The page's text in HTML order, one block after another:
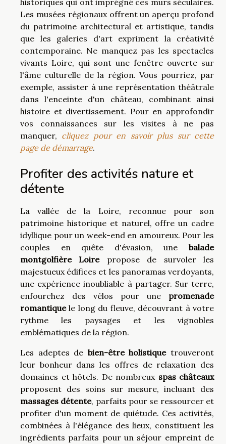
historiques qui ont imprégné ces murs séculaires.
Les musées régionaux offrent un aperçu profond
du patrimoine architectural et artistique, tandis
que les galeries d'art expriment la créativité
contemporaine. Ne manquez pas les spectacles
vivants Loire, qui sont une fenêtre ouverte sur
l'âme culturelle de la région. Vous pourriez, par
exemple, assister à une représentation théâtrale
dans l'enceinte d'un château, combinant ainsi
histoire et divertissement. Pour en approfondir
vos connaissances sur les visites à ne pas
manquer, cliquez pour en savoir plus sur cette
page de démarrage.
Profiter des activités nature et
détente
La vallée de la Loire, reconnue pour son
patrimoine historique et naturel, offre un cadre
idyllique pour un week-end en amoureux. Pour les
couples en quête d'évasion, une balade
montgolfière Loirepropose de survoler les
majestueux édifices et les panoramas verdoyants,
une expérience inoubliable à partager. Sur terre,
enfourchez des vélos pour une promenade
romantiquele long du fleuve, découvrant à votre
rythme les paysages et les vignobles
emblématiques de la région.
Les adeptes de bien-être holistiquetrouveront
leur bonheur dans les offres de relaxation des
domaines et hôtels. De nombreux spas châteaux
proposent des soins sur mesure, incluant des
massages détente, parfaits pour se ressourcer et
profiter d'un moment de quiétude. Ces activités,
combinées à l'élégance des lieux, constituent les
ingrédients parfaits pour un séjour empreint de